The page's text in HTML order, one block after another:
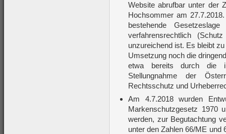
Website abrufbar unter der
Hochsommer am
bestehende
verfahrensrechtlich
unzureichend ist. Es bleibt
Umsetzung noch die
etwa bereits durch die
Stellungnahme der
Rechtsschutz und
Am 4.7.2018 wurden
Markenschutzgesetz 1970
werden, zur Begutachtung
unter den Zahlen 66/ME und